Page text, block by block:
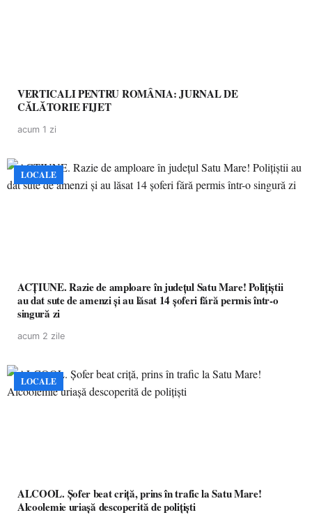
VERTICALI PENTRU ROMÂNIA: JURNAL DE
CĂLĂTORIE FIJET
acum 1 zi
LOCALE
ACȚIUNE. Razie de amploare în județul Satu Mare! Polițiștii
au dat sute de amenzi și au lăsat 14 șoferi fără permis într-o
singură zi
acum 2 zile
LOCALE
ALCOOL. Șofer beat criță, prins în trafic la Satu Mare!
Alcoolemie uriașă descoperită de polițiști